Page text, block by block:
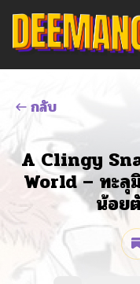
กลับ
A Clingy
World – ทะลุมิ
น้อย